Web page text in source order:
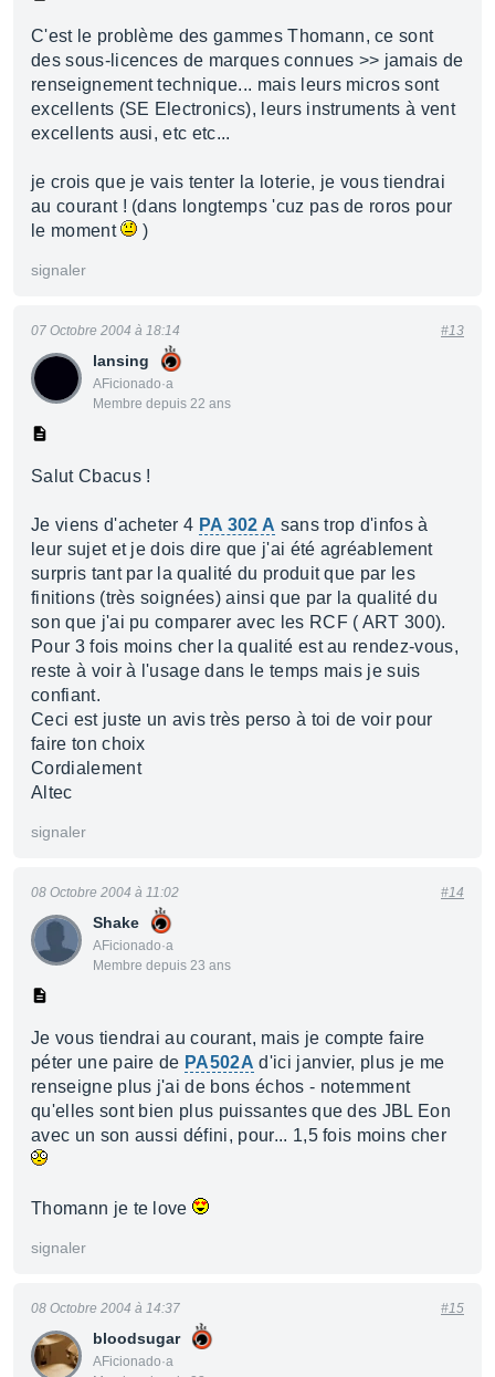
C'est le problème des gammes Thomann, ce sont
des sous-licences de marques connues >> jamais de
renseignement technique... mais leurs micros sont
excellents (SE Electronics), leurs instruments à vent
excellents ausi, etc etc...
je crois que je vais tenter la loterie, je vous tiendrai
au courant ! (dans longtemps 'cuz pas de roros pour
le moment
)
signaler
lansing
AFicionado·a
Membre depuis 22 ans
07 Octobre 2004 à 18:14 #13
Salut Cbacus !
Je viens d'acheter 4 PA 302 A sans trop d'infos à
leur sujet et je dois dire que j'ai été agréablement
surpris tant par la qualité du produit que par les
finitions (très soignées) ainsi que par la qualité du
son que j'ai pu comparer avec les RCF ( ART 300).
Pour 3 fois moins cher la qualité est au rendez-vous,
reste à voir à l'usage dans le temps mais je suis
confiant.
Ceci est juste un avis très perso à toi de voir pour
faire ton choix
Cordialement
Altec
signaler
Shake
AFicionado·a
Membre depuis 23 ans
08 Octobre 2004 à 11:02 #14
Je vous tiendrai au courant, mais je compte faire
péter une paire de PA502A d'ici janvier, plus je me
renseigne plus j'ai de bons échos - notemment
qu'elles sont bien plus puissantes que des JBL Eon
avec un son aussi défini, pour... 1,5 fois moins cher
Thomann je te love
signaler
bloodsugar
AFicionado·a
08 Octobre 2004 à 14:37 #15